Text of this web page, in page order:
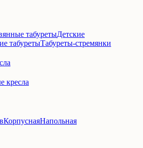
табуретыДетские
табуретыТабуреты-стремянки
кресла
КорпуснаяНапольная